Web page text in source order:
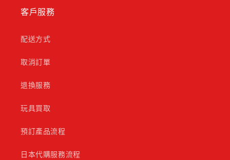
客戶服務
配送方式
取消訂單
退換服務
玩具買取
預訂產品流程
日本代購服務流程